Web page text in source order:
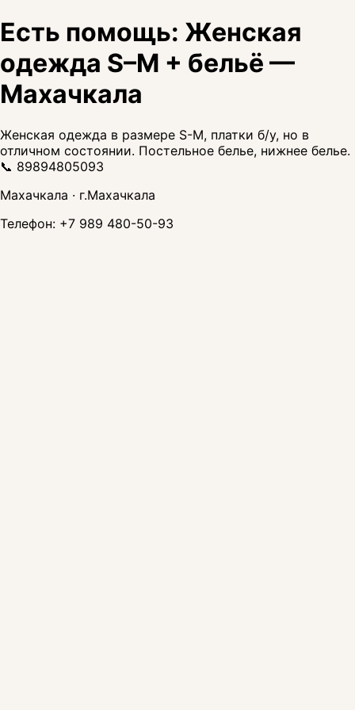
Есть помощь: Женская
одежда S–M + бельё —
Махачкала
Женская одежда в размере S-M, платки б/у, но в
отличном состоянии. Постельное белье, нижнее белье.
📞 89894805093
Махачкала · г.Махачкала
Телефон: +7 989 480-50-93